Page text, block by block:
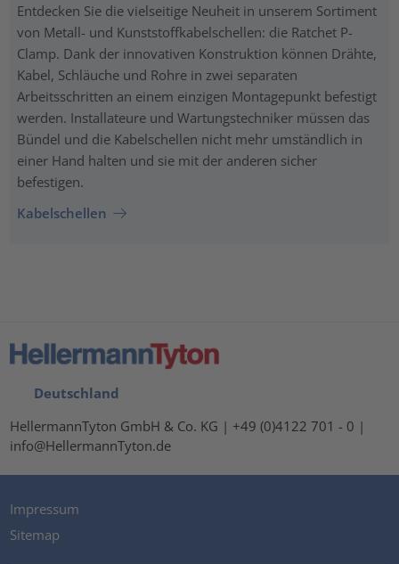
Entdecken Sie die vielseitige Neuheit in unserem Sortiment
von Metall- und Kunststoffkabelschellen: die Ratchet P-
Clamp. Dank der innovativen Konstruktion können Drähte,
Kabel, Schläuche und Rohre in zwei separaten
Arbeitsschritten an einem einzigen Montagepunkt befestigt
werden. Installateure und Wartungstechniker müssen das
Bündel und die Kabelschellen nicht mehr umständlich in
einer Hand halten und sie mit der anderen sicher
befestigen.
Kabelschellen
Deutschland
HellermannTyton GmbH & Co. KG | +49 (0)4122 701 - 0 |
info@HellermannTyton.de
Impressum
Sitemap